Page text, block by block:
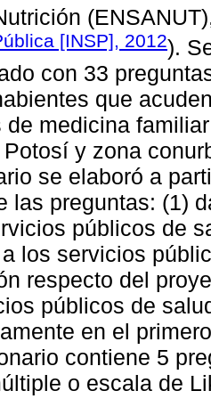
[INSP], 2012).
con 33
que
de medicina
y zona
se elaboró a
las preguntas: (1)
públicos de
los servicios
respecto del
públicos de
en el
contiene 5
o escala de